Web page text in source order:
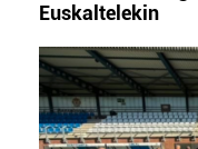
zure baimena
Webgune honek
fitxategiak erabiltzen
Euskaltelekin